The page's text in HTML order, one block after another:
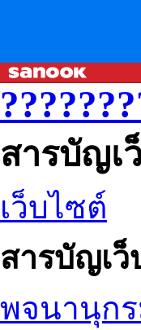
สารบัญเ
เว็บไซต์
สารบัญเว็
พจนานุก